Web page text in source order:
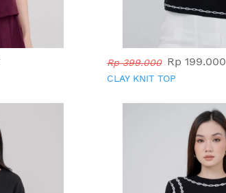
Rp 399.000 Rp 199.000
CLAY KNIT TOP